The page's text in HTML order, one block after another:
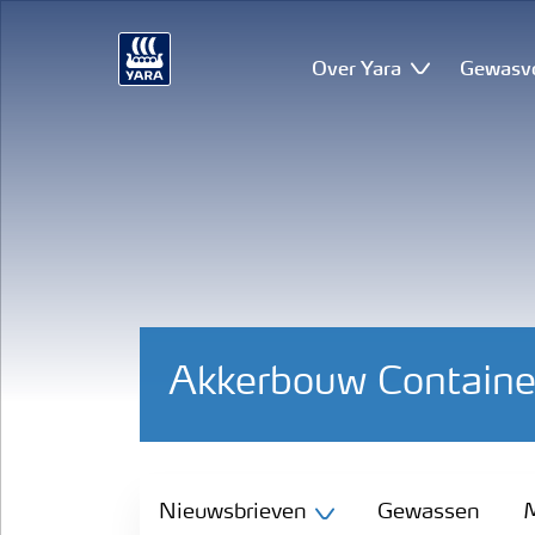
Over Yara
Akkerbouw
Nieuwsbrieven Gewassen